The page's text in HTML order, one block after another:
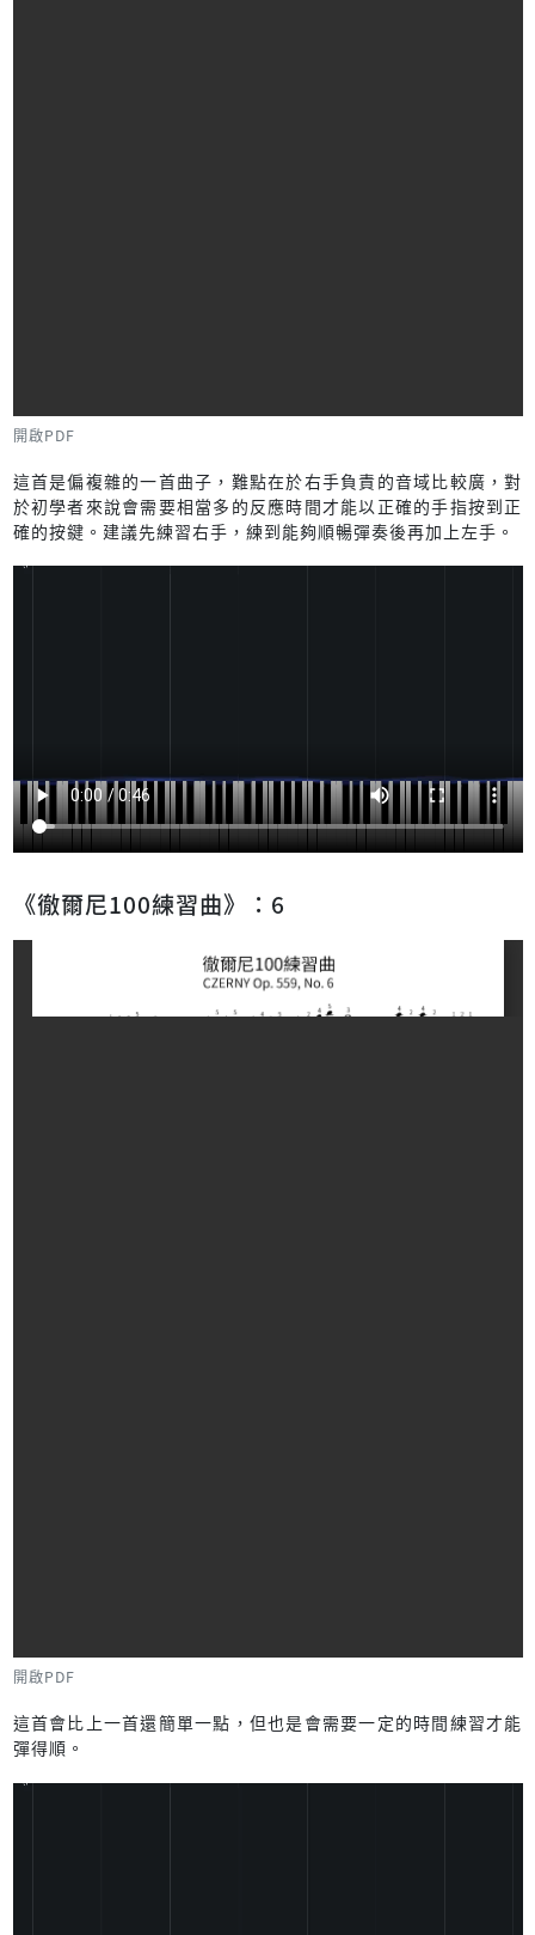
開啟PDF
這首是偏複雜的一首曲子，難點在於右手負責的音域比較廣，對
於初學者來說會需要相當多的反應時間才能以正確的手指按到正
確的按鍵。建議先練習右手，練到能夠順暢彈奏後再加上左手。
《徹爾尼100練習曲》：6
開啟PDF
這首會比上一首還簡單一點，但也是會需要一定的時間練習才能
彈得順。